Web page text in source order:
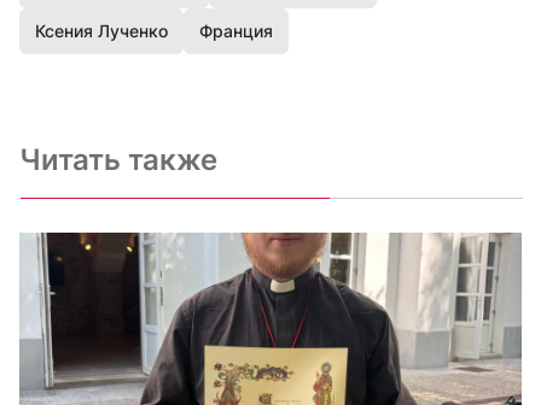
Ксения Лученко Франция
Читать также